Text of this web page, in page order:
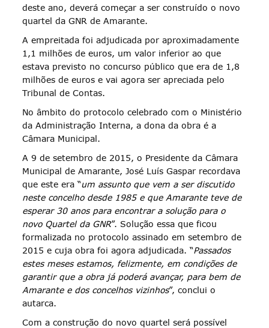
deste ano, deverá começar a ser construído o novo
quartel da GNR de Amarante.
A empreitada foi adjudicada por aproximadamente
1,1 milhões de euros, um valor inferior ao que
estava previsto no concurso público que era de 1,8
milhões de euros e vai agora ser apreciada pelo
Tribunal de Contas.
No âmbito do protocolo celebrado com o Ministério
da Administração Interna, a dona da obra é a
Câmara Municipal.
A 9 de setembro de 2015, o Presidente da Câmara
Municipal de Amarante, José Luís Gaspar recordava
que este era “um assunto que vem a ser discutido
neste concelho desde 1985 e que Amarante teve de
esperar 30 anos para encontrar a solução para o
novo Quartel da GNR”. Solução essa que ficou
formalizada no protocolo assinado em setembro de
2015 e cuja obra foi agora adjudicada. “Passados
estes meses estamos, felizmente, em condições de
garantir que a obra já poderá avançar, para bem de
Amarante e dos concelhos vizinhos”, conclui o
autarca.
Com a construção do novo quartel será possível